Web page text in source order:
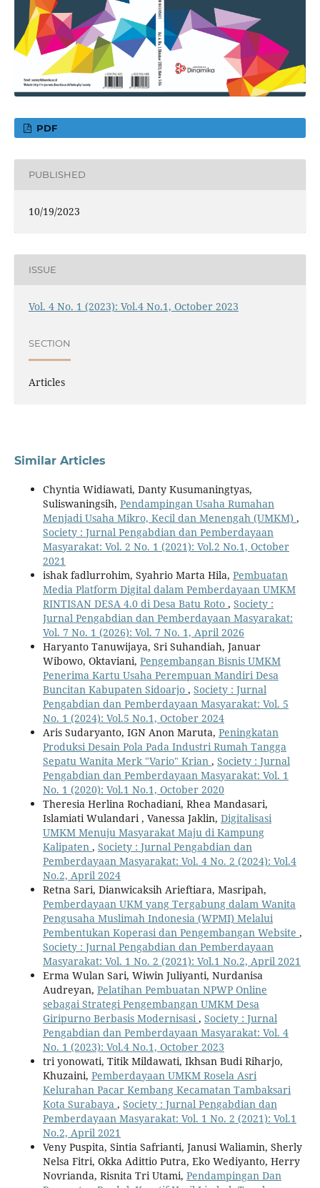
PDF
PUBLISHED
10/19/2023
ISSUE
Vol. 4 No. 1 (2023): Vol.4 No.1, October 2023
SECTION
Articles
Similar Articles
Chyntia Widiawati, Danty Kusumaningtyas,
Suliswaningsih, Pendampingan Usaha Rumahan
Menjadi Usaha Mikro, Kecil dan Menengah (UMKM) ,
Society : Jurnal Pengabdian dan Pemberdayaan
Masyarakat: Vol. 2 No. 1 (2021): Vol.2 No.1, October
2021
ishak fadlurrohim, Syahrio Marta Hila, Pembuatan
Media Platform Digital dalam Pemberdayaan UMKM
RINTISAN DESA 4.0 di Desa Batu Roto , Society :
Jurnal Pengabdian dan Pemberdayaan Masyarakat:
Vol. 7 No. 1 (2026): Vol. 7 No. 1, April 2026
Haryanto Tanuwijaya, Sri Suhandiah, Januar
Wibowo, Oktaviani, Pengembangan Bisnis UMKM
Penerima Kartu Usaha Perempuan Mandiri Desa
Buncitan Kabupaten Sidoarjo , Society : Jurnal
Pengabdian dan Pemberdayaan Masyarakat: Vol. 5
No. 1 (2024): Vol.5 No.1, October 2024
Aris Sudaryanto, IGN Anon Maruta, Peningkatan
Produksi Desain Pola Pada Industri Rumah Tangga
Sepatu Wanita Merk "Vario" Krian , Society : Jurnal
Pengabdian dan Pemberdayaan Masyarakat: Vol. 1
No. 1 (2020): Vol.1 No.1, October 2020
Theresia Herlina Rochadiani, Rhea Mandasari,
Islamiati Wulandari , Vanessa Jaklin, Digitalisasi
UMKM Menuju Masyarakat Maju di Kampung
Kalipaten , Society : Jurnal Pengabdian dan
Pemberdayaan Masyarakat: Vol. 4 No. 2 (2024): Vol.4
No.2, April 2024
Retna Sari, Dianwicaksih Arieftiara, Masripah,
Pemberdayaan UKM yang Tergabung dalam Wanita
Pengusaha Muslimah Indonesia (WPMI) Melalui
Pembentukan Koperasi dan Pengembangan Website ,
Society : Jurnal Pengabdian dan Pemberdayaan
Masyarakat: Vol. 1 No. 2 (2021): Vol.1 No.2, April 2021
Erma Wulan Sari, Wiwin Juliyanti, Nurdanisa
Audreyan, Pelatihan Pembuatan NPWP Online
sebagai Strategi Pengembangan UMKM Desa
Giripurno Berbasis Modernisasi , Society : Jurnal
Pengabdian dan Pemberdayaan Masyarakat: Vol. 4
No. 1 (2023): Vol.4 No.1, October 2023
tri yonowati, Titik Mildawati, Ikhsan Budi Riharjo,
Khuzaini, Pemberdayaan UMKM Rosela Asri
Kelurahan Pacar Kembang Kecamatan Tambaksari
Kota Surabaya , Society : Jurnal Pengabdian dan
Pemberdayaan Masyarakat: Vol. 1 No. 2 (2021): Vol.1
No.2, April 2021
Veny Puspita, Sintia Safrianti, Janusi Waliamin, Sherly
Nelsa Fitri, Okka Adittio Putra, Eko Wediyanto, Herry
Novrianda, Risnita Tri Utami, Pendampingan Dan